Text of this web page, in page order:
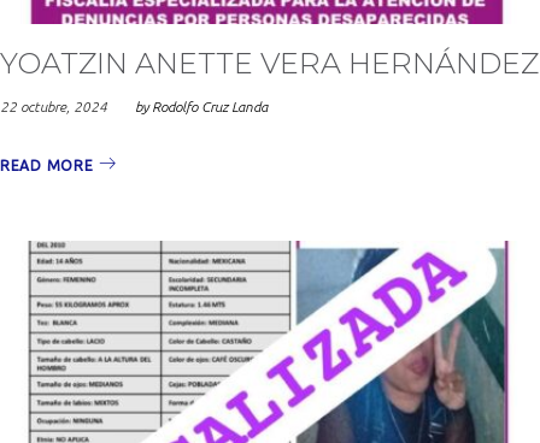
YOATZIN ANETTE VERA HERNÁNDEZ
22 octubre, 2024 byRodolfo Cruz Landa
READ MORE